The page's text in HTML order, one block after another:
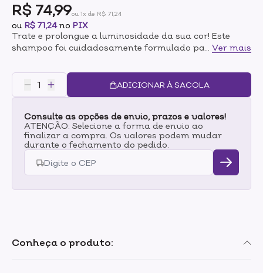
R$ 74,99ou 1x de R$ 71,24
ou R$ 71,24no PIX
Trate e prolongue a luminosidade da sua cor! Este
shampoo foi cuidadosamente formulado para manter
proporciona uma limpeza suave e eficaz. Age para
proteger contra o desbotamento, garantindo que sua
cor continue vibrante e os fios, saudáveis. Com um
tempo, além de promover hidratação prolongada,
maciez e um brilho deslumbrante aos seus cabelos.
Ver mais
ADICIONAR À SACOLA
Consulte as opções de envio, prazos e valores!
ATENÇÃO: Selecione a forma de envio ao
finalizar a compra. Os valores podem mudar
durante o fechamento do pedido.
Conheça o produto: